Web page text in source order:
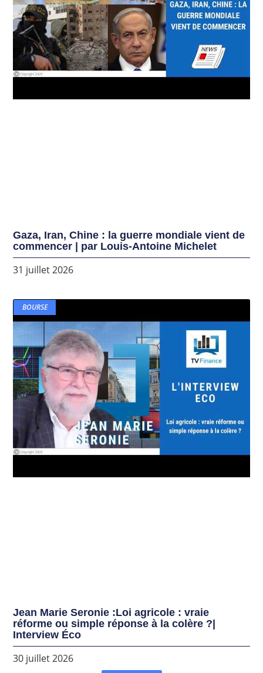
Gaza, Iran, Chine : la guerre mondiale vient de
commencer | par Louis-Antoine Michelet
31 juillet 2026
BOURSE
Jean Marie Seronie :Loi agricole : vraie
réforme ou simple réponse à la colère ?|
Interview Éco
30 juillet 2026